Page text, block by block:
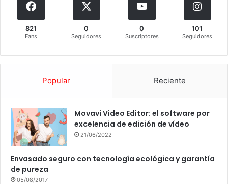
821
Fans
0
Seguidores
0
Suscriptores
101
Seguidores
Popular Reciente
Movavi Video Editor: el software por
excelencia de edición de vídeo
21/06/2022
Envasado seguro con tecnología ecológica y garantía
de pureza
05/08/2017